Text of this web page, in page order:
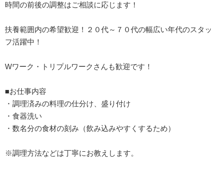
時間の前後の調整はご相談に応じます！
扶養範囲内の希望歓迎！２０代～７０代の幅広い年代のスタッ
フ活躍中！
Wワーク・トリプルワークさんも歓迎です！
■お仕事内容
・調理済みの料理の仕分け、盛り付け
・食器洗い
・数名分の食材の刻み（飲み込みやすくするため）
※調理方法などは丁寧にお教えします。